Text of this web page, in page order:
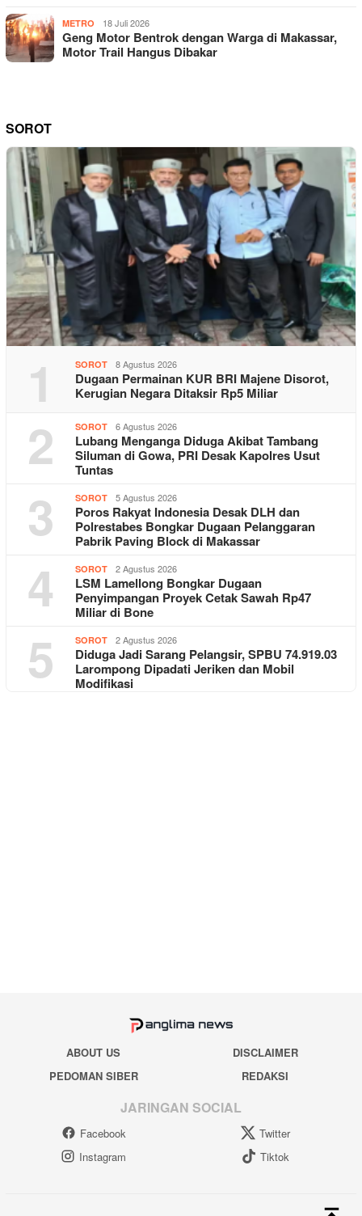
METRO 18 Juli 2026
Geng Motor Bentrok dengan Warga di Makassar,
Motor Trail Hangus Dibakar
SOROT
1 SOROT 8 Agustus 2026
Dugaan Permainan KUR BRI Majene Disorot,
Kerugian Negara Ditaksir Rp5 Miliar
2 SOROT 6 Agustus 2026
Lubang Menganga Diduga Akibat Tambang
Siluman di Gowa, PRI Desak Kapolres Usut
Tuntas
3 SOROT 5 Agustus 2026
Poros Rakyat Indonesia Desak DLH dan
Polrestabes Bongkar Dugaan Pelanggaran
Pabrik Paving Block di Makassar
4 SOROT 2 Agustus 2026
LSM Lamellong Bongkar Dugaan
Penyimpangan Proyek Cetak Sawah Rp47
Miliar di Bone
5 SOROT 2 Agustus 2026
Diduga Jadi Sarang Pelangsir, SPBU 74.919.03
Larompong Dipadati Jeriken dan Mobil
Modifikasi
ABOUT US
DISCLAIMER
PEDOMAN SIBER
REDAKSI
JARINGAN SOCIAL
Facebook
Twitter
Instagram
Tiktok